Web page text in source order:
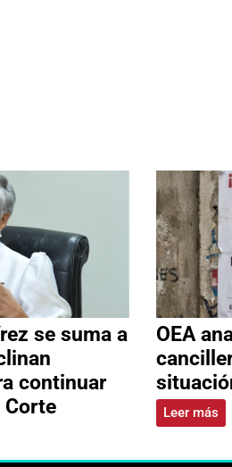
se suma a
continuar
Corte
OEA
Leer más